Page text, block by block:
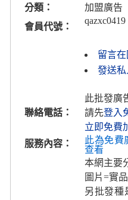
分類：
加盟廣告
會員代號：
qazxc0419
留言
發送私
聯絡電話：
此批發廣
請先登入
立即免費
服務內容：
此為免費
查看
本網主要
圖片=實
另批發種